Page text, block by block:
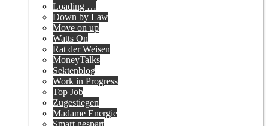
Loading …
Down by Law
Move on up
Watts On
Rat der Weisen
MoneyTalks
Sektenblog
Work in Progress
Top Job
Zugestiegen
Madame Energie
Smart gespart